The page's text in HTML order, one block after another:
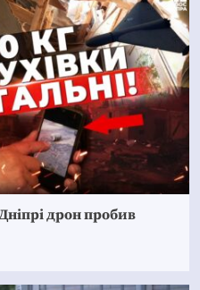
дрон пробив